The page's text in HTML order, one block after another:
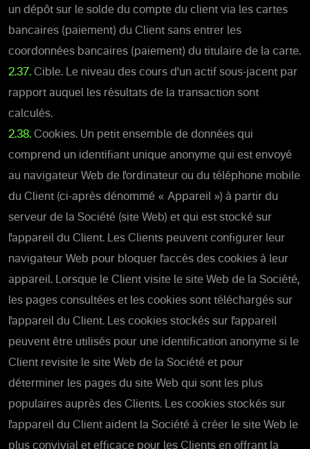
un dépôt sur le solde du compte du client via les cartes
bancaires (paiement) du Client sans entrer les
coordonnées bancaires (paiement) du titulaire de la carte.
2.37. Cible. Le niveau des cours d'un actif sous-jacent par
rapport auquel les résultats de la transaction sont
calculés.
2.38. Cookies. Un petit ensemble de données qui
comprend un identifiant unique anonyme qui est envoyé
au navigateur Web de l'ordinateur ou du téléphone mobile
du Client (ci-après dénommé « Appareil ») à partir du
serveur de la Société (site Web) et qui est stocké sur
l'appareil du Client. Les Clients peuvent configurer leur
navigateur Web pour bloquer l'accès des cookies à leur
appareil. Lorsque le Client visite le site Web de la Société,
les pages consultées et les cookies sont téléchargés sur
l'appareil du Client. Les cookies stockés sur l'appareil
peuvent être utilisés pour une identification anonyme si le
Client revisite le site Web de la Société et pour
déterminer les pages du site Web qui sont les plus
populaires auprès des Clients. Les cookies stockés sur
l'appareil du Client aident la Société à créer le site Web le
plus convivial et efficace pour les Clients en offrant la